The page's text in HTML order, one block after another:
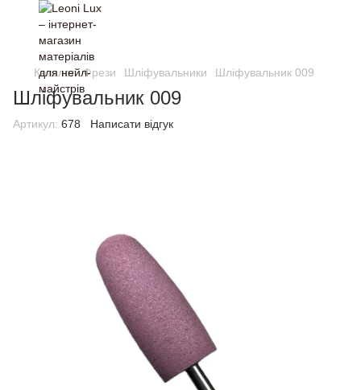
Каталог Фрези Шліфувальники Шліфувальник 009
Шліфувальник 009
Артикул: 678 Написати відгук